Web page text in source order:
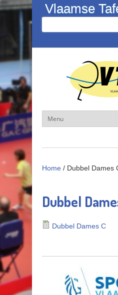
Overslaan en naar de inhoud gaan
Vlaamse
Zoekveld
Home / Dubbel Dames
Dubbel
Dubbel Dames C